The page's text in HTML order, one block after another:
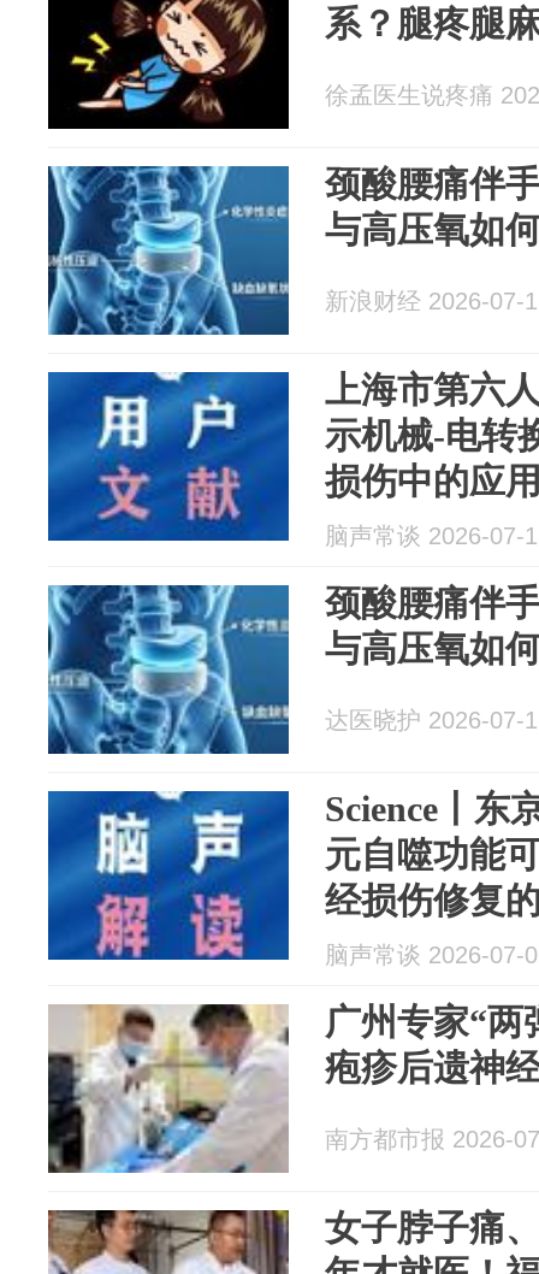
系？腿疼腿
徐孟医生说疼痛
颈酸腰痛伴
与高压氧如
新浪财经 2026-07-
上海市第六
示机械-电转
损伤中的应
脑声常谈 2026-07-
颈酸腰痛伴
与高压氧如
达医晓护 2026-07-
Science丨东
元自噬功能
经损伤修复
脑声常谈 2026-07-
广州专家“两
疱疹后遗神
南方都市报 2026-
女子脖子痛